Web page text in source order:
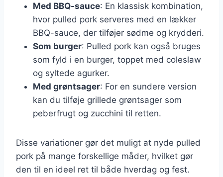
Med BBQ-sauce: En klassisk kombination,
hvor pulled pork serveres med en lækker
BBQ-sauce, der tilføjer sødme og krydderi.
Som burger: Pulled pork kan også bruges
som fyld i en burger, toppet med coleslaw
og syltede agurker.
Med grøntsager: For en sundere version
kan du tilføje grillede grøntsager som
peberfrugt og zucchini til retten.
Disse variationer gør det muligt at nyde pulled
pork på mange forskellige måder, hvilket gør
den til en ideel ret til både hverdag og fest.